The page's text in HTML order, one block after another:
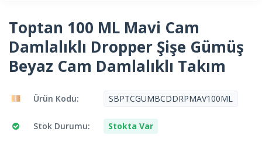
Toptan 100 ML Mavi Cam
Damlalıklı Dropper Şişe Gümüş
Beyaz Cam Damlalıklı Takım
Ürün Kodu: SBPTCGUMBCDDRPMAV100ML
Stok Durumu: Stokta Var